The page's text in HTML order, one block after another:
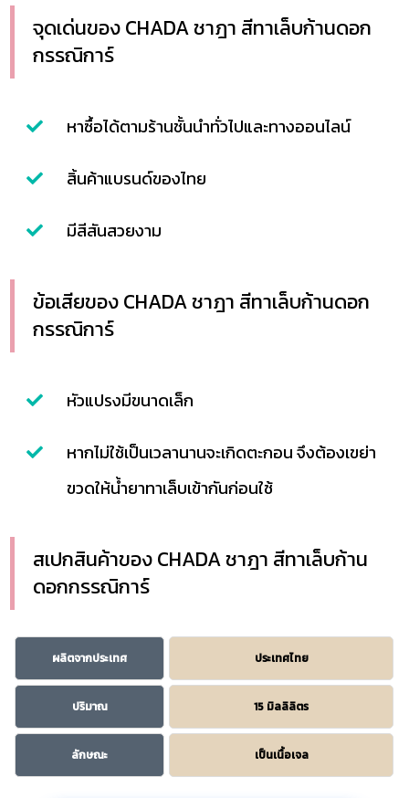
จุดเด่นของ CHADA ชาฎา สีทาเล็บก้านดอก
กรรณิการ์
หาซื้อได้ตามร้านชั้นนำทั่วไปและทางออนไลน์
สิ้นค้าแบรนด์ของไทย
มีสีสันสวยงาม
ข้อเสียของ CHADA ชาฎา สีทาเล็บก้านดอก
กรรณิการ์
หัวแปรงมีขนาดเล็ก
หากไม่ใช้เป็นเวลานานจะเกิดตะกอน จึงต้องเขย่า
ขวดให้น้ำยาทาเล็บเข้ากันก่อนใช้
สเปกสินค้าของ CHADA ชาฎา สีทาเล็บก้าน
ดอกกรรณิการ์
ผลิตจากประเทศ ประเทศไทย
ปริมาณ 15 มิลลิลิตร
ลักษณะ เป็นเนื้อเจล